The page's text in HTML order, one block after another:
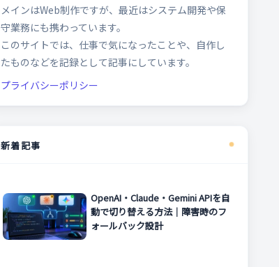
メインはWeb制作ですが、最近はシステム開発や保
守業務にも携わっています。
このサイトでは、仕事で気になったことや、自作し
たものなどを記録として記事にしています。
プライバシーポリシー
新着記事
OpenAI・Claude・Gemini APIを自
動で切り替える方法｜障害時のフ
ォールバック設計